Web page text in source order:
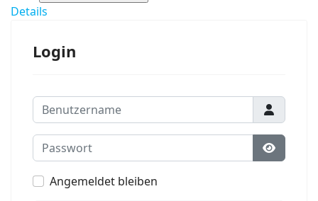
Details
Login
Benutzername
Passwort
Angemeldet bleiben